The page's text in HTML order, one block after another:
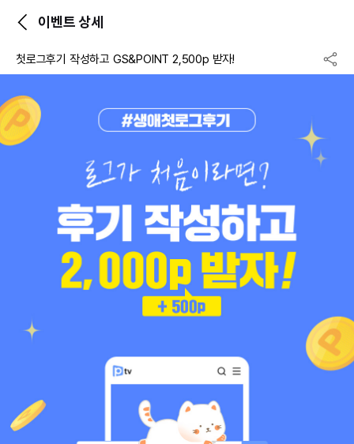
이벤트 상세
첫로그후기 작성하고 GS&POINT 2,500p 받자!